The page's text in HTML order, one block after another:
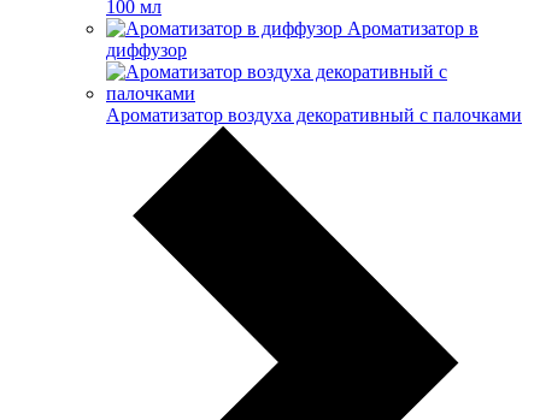
100 мл
Ароматизатор в
диффузор
Ароматизатор воздуха декоративный с палочками